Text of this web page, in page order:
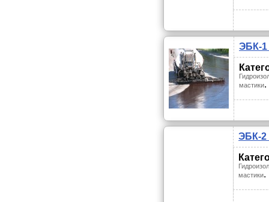
ЭБК-1
мастики.
ЭБК-2
мастики.